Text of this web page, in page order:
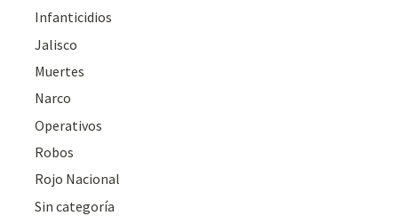
Infanticidios
Jalisco
Muertes
Narco
Operativos
Robos
Rojo Nacional
Sin categoría